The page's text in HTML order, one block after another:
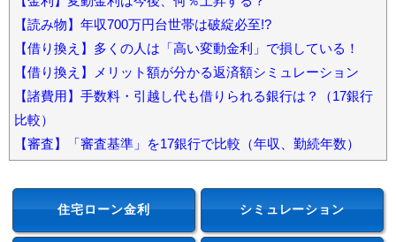
【読み物】年収700万円台世帯は破綻必至!?
【借り換え】多くの人は「高い変動金利」で損している！
【借り換え】メリット額が分かる返済額シミュレーション
【諸費用】手数料・引越し代も借りられる銀行は？（17銀行
比較）
【審査】「審査基準」を17銀行で比較（年収、勤続年数）
住宅ローン金利 シミュレーション